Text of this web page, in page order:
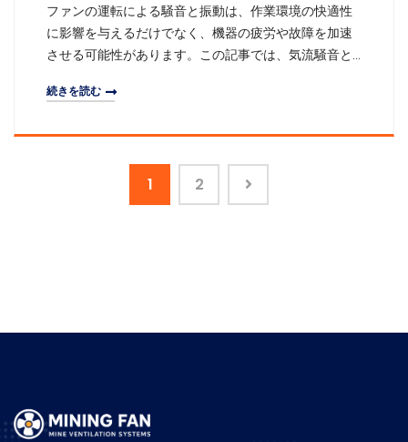
ファンの運転による騒音と振動は、作業環境の快適性
に影響を与えるだけでなく、機器の疲労や故障を加速
させる可能性があります。この記事では、気流騒音と
ー、防音壁、弾性支持、動平衡といった様々な騒音・
築をサポートします。一、騒音と振動の影響と発生源
続きを読む
1 2